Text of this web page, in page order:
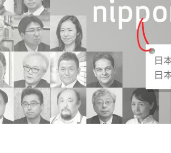
東京2020